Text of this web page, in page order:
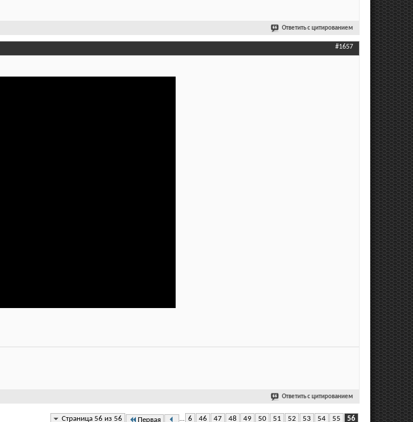
Ответить с цитированием
#1657
Ответить с цитированием
Страница 56 из 56 Первая ... 6 46 47 48 49 50 51 52 53 54 55 56